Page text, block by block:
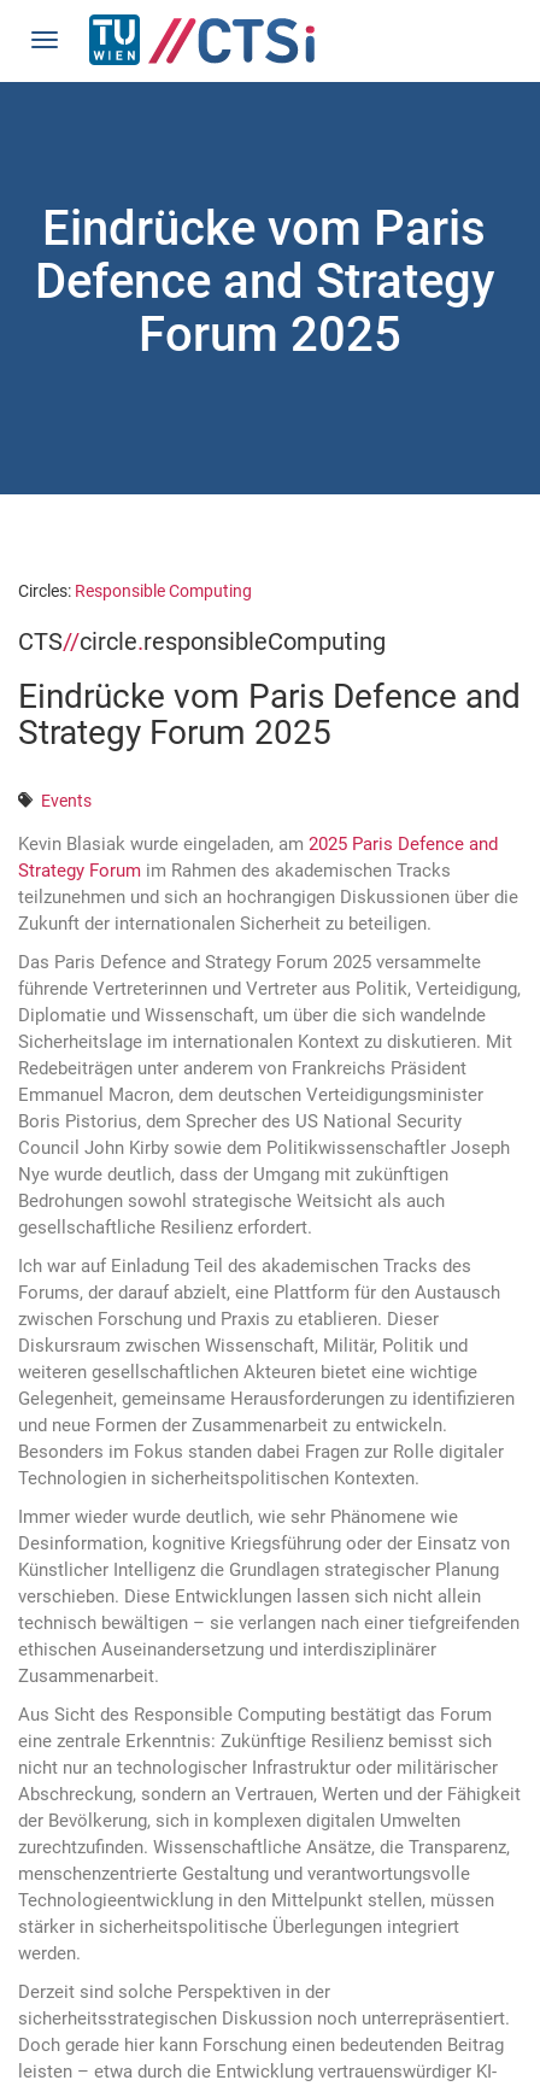
Eindrücke vom Paris
Defence and Strategy
Forum 2025
Circles: Responsible Computing
CTS//circle.responsibleComputing
Eindrücke vom Paris Defence and
Strategy Forum 2025
Events
Kevin Blasiak wurde eingeladen, am 2025 Paris Defence and
Strategy Forum im Rahmen des akademischen Tracks
teilzunehmen und sich an hochrangigen Diskussionen über die
Zukunft der internationalen Sicherheit zu beteiligen.
Das Paris Defence and Strategy Forum 2025 versammelte
führende Vertreterinnen und Vertreter aus Politik, Verteidigung,
Diplomatie und Wissenschaft, um über die sich wandelnde
Sicherheitslage im internationalen Kontext zu diskutieren. Mit
Redebeiträgen unter anderem von Frankreichs Präsident
Emmanuel Macron, dem deutschen Verteidigungsminister
Boris Pistorius, dem Sprecher des US National Security
Council John Kirby sowie dem Politikwissenschaftler Joseph
Nye wurde deutlich, dass der Umgang mit zukünftigen
Bedrohungen sowohl strategische Weitsicht als auch
gesellschaftliche Resilienz erfordert.
Ich war auf Einladung Teil des akademischen Tracks des
Forums, der darauf abzielt, eine Plattform für den Austausch
zwischen Forschung und Praxis zu etablieren. Dieser
Diskursraum zwischen Wissenschaft, Militär, Politik und
weiteren gesellschaftlichen Akteuren bietet eine wichtige
Gelegenheit, gemeinsame Herausforderungen zu identifizieren
und neue Formen der Zusammenarbeit zu entwickeln.
Besonders im Fokus standen dabei Fragen zur Rolle digitaler
Technologien in sicherheitspolitischen Kontexten.
Immer wieder wurde deutlich, wie sehr Phänomene wie
Desinformation, kognitive Kriegsführung oder der Einsatz von
Künstlicher Intelligenz die Grundlagen strategischer Planung
verschieben. Diese Entwicklungen lassen sich nicht allein
technisch bewältigen – sie verlangen nach einer tiefgreifenden
ethischen Auseinandersetzung und interdisziplinärer
Zusammenarbeit.
Aus Sicht des Responsible Computing bestätigt das Forum
eine zentrale Erkenntnis: Zukünftige Resilienz bemisst sich
nicht nur an technologischer Infrastruktur oder militärischer
Abschreckung, sondern an Vertrauen, Werten und der Fähigkeit
der Bevölkerung, sich in komplexen digitalen Umwelten
zurechtzufinden. Wissenschaftliche Ansätze, die Transparenz,
menschenzentrierte Gestaltung und verantwortungsvolle
Technologieentwicklung in den Mittelpunkt stellen, müssen
stärker in sicherheitspolitische Überlegungen integriert
werden.
Derzeit sind solche Perspektiven in der
sicherheitsstrategischen Diskussion noch unterrepräsentiert.
Doch gerade hier kann Forschung einen bedeutenden Beitrag
leisten – etwa durch die Entwicklung vertrauenswürdiger KI-